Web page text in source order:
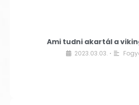
Ami tudni akartál a
2023.03.03. •